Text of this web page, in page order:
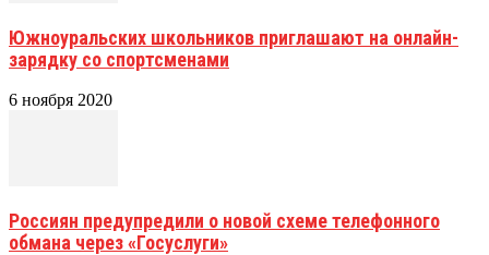
Южноуральских школьников приглашают на онлайн-
зарядку со спортсменами
6 ноября 2020
Россиян предупредили о новой схеме телефонного
обмана через «Госуслуги»